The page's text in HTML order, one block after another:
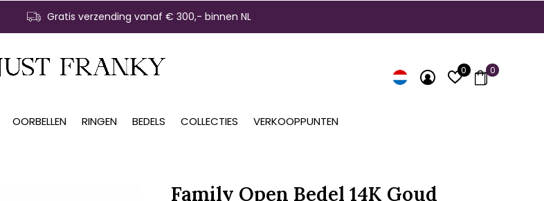
OORBELLEN RINGEN BEDELS COLLECTIES VERKOOPPUNTEN
0 0
Gratis verzending vanaf € 300,- binnen NL
Family Open Bedel 14K Goud